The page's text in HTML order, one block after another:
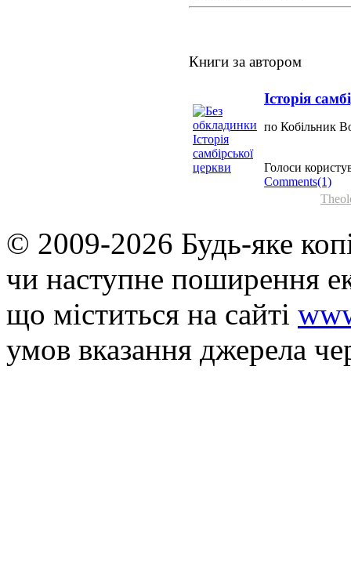
Книги за автором
Історія
по Кобільник
Голоси
Comments(1)
© 2009-2026 Будь-яке
чи наступне поширення
що мiститься на сайті
умов вказання джерела